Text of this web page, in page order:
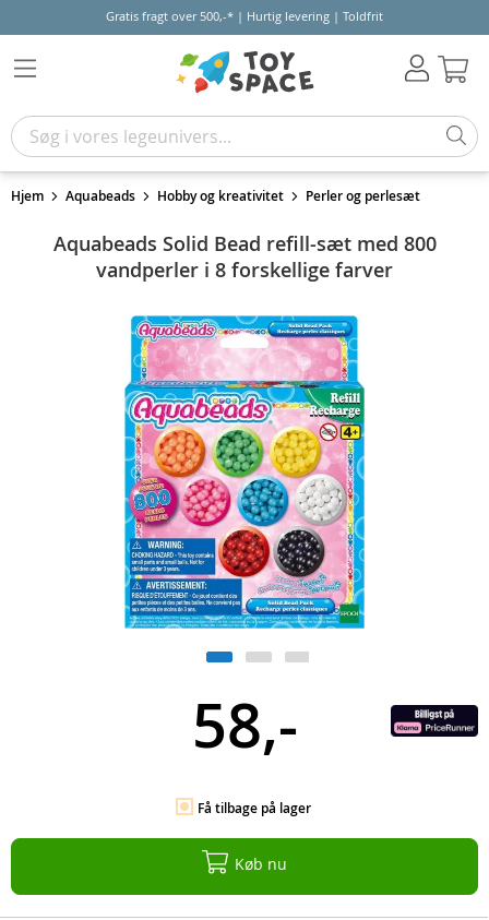
Gratis fragt over 500,-* | Hurtig levering | Toldfrit
Hjem Aquabeads Hobby og kreativitet Perler og perlesæt
Aquabeads Solid Bead refill-sæt med 800
vandperler i 8 forskellige farver
58,-
Få tilbage på lager
Køb nu